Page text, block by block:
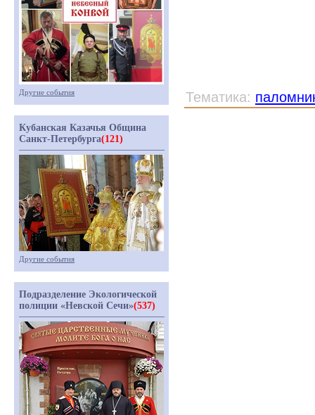
Тематика:
Другие события
Кубанская Казачья Община
Санкт-Петербурга(121)
Другие события
Подразделение Экологической
полиции «Невской Сечи»(537)